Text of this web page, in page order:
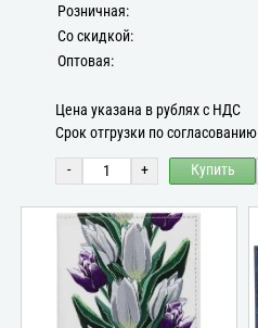
Розничная:
Со скидкой:
Оптовая:
Цена указана в рублях с НДС
Срок отгрузки по согласованию
- + Купить